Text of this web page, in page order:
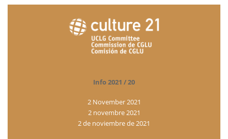
Info 2021 / 20
2 November 2021
2 novembre 2021
2 de noviembre de 2021